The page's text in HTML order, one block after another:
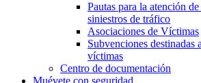
Pautas para la atención
siniestros de tráfico
Asociaciones de Víctimas
Subvenciones destinadas
víctimas
Centro de documentación